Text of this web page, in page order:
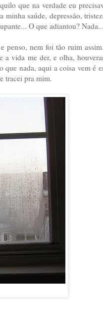
que na verdade eu
minha saúde, depressão,
O que adiantou? Nada...
penso, nem foi tão ruim
a vida me der, e olha,
que nada, aqui a coisa vem é
tracei pra mim.